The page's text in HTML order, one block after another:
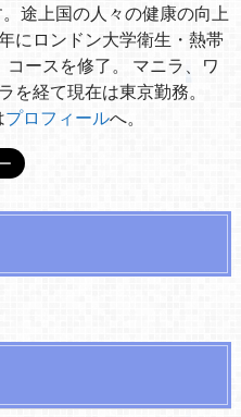
途上国の人々の健康の向上
にロンドン大学衛生・熱帯
ースを修了。 マニラ、ワ
を経て現在は東京勤務。
プロフィールへ。